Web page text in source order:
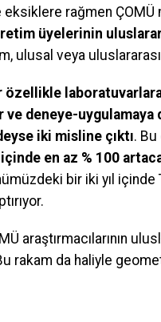
rağmen ÇOMÜ
üyelerinin
ulusal veya
özellikle
ve deneye-
iki misline çıktı.
en az % 100
bir iki yıl
araştırmacılarının
rakam da haliyle